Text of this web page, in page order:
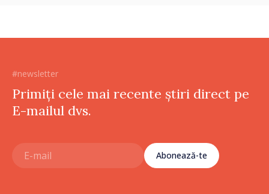
#newsletter
Primiți cele mai recente știri direct pe
E-mailul dvs.
Abonează-te